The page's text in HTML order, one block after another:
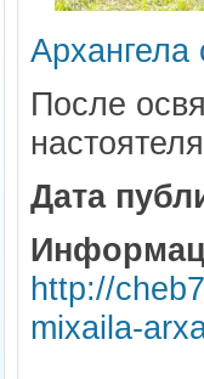
Архангела
После
Дата
http://
mixaila-